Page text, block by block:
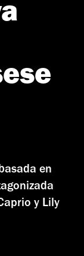
en
y Lily